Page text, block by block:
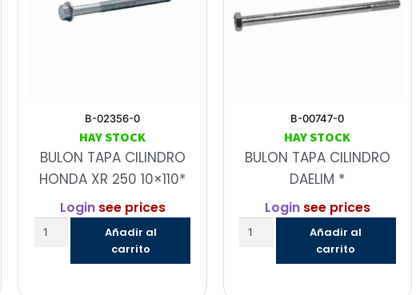
B-02356-0
HAY STOCK
BULON TAPA CILINDRO
HONDA XR 250 10×110*
Loginsee prices
Añadir al
carrito
B-00747-0
HAY STOCK
BULON TAPA CILINDRO
DAELIM *
Loginsee prices
Añadir al
carrito